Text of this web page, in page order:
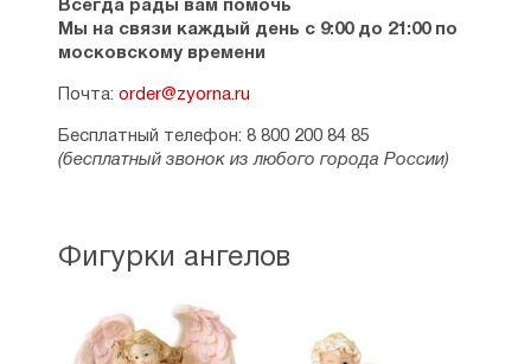
Всегда рады вам помочь
Мы на связи каждый день с 9:00 до 21:00 по
московскому времени
Почта: order@zyorna.ru
Бесплатный телефон: 8 800 200 84 85
(бесплатный звонок из любого города России)
Фигурки ангелов